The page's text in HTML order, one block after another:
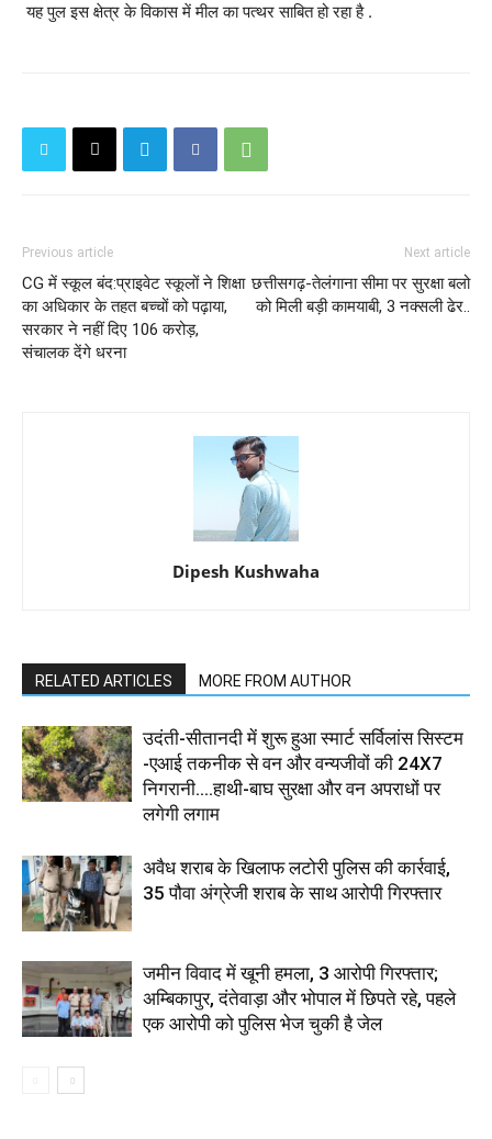
यह पुल इस क्षेत्र के विकास में मील का पत्थर साबित हो रहा है .
Previous article
CG में स्कूल बंद:प्राइवेट स्कूलों ने शिक्षा
का अधिकार के तहत बच्चों को पढ़ाया,
सरकार ने नहीं दिए 106 करोड़,
संचालक देंगे धरना
Next article
छत्तीसगढ़-तेलंगाना सीमा पर सुरक्षा बलो
को मिली बड़ी कामयाबी, 3 नक्सली ढेर..
Dipesh Kushwaha
RELATED ARTICLES MORE FROM AUTHOR
उदंती-सीतानदी में शुरू हुआ स्मार्ट सर्विलांस सिस्टम
-एआई तकनीक से वन और वन्यजीवों की 24X7
निगरानी....हाथी-बाघ सुरक्षा और वन अपराधों पर
लगेगी लगाम
अवैध शराब के खिलाफ लटोरी पुलिस की कार्रवाई,
35 पौवा अंग्रेजी शराब के साथ आरोपी गिरफ्तार
जमीन विवाद में खूनी हमला, 3 आरोपी गिरफ्तार;
अम्बिकापुर, दंतेवाड़ा और भोपाल में छिपते रहे, पहले
एक आरोपी को पुलिस भेज चुकी है जेल